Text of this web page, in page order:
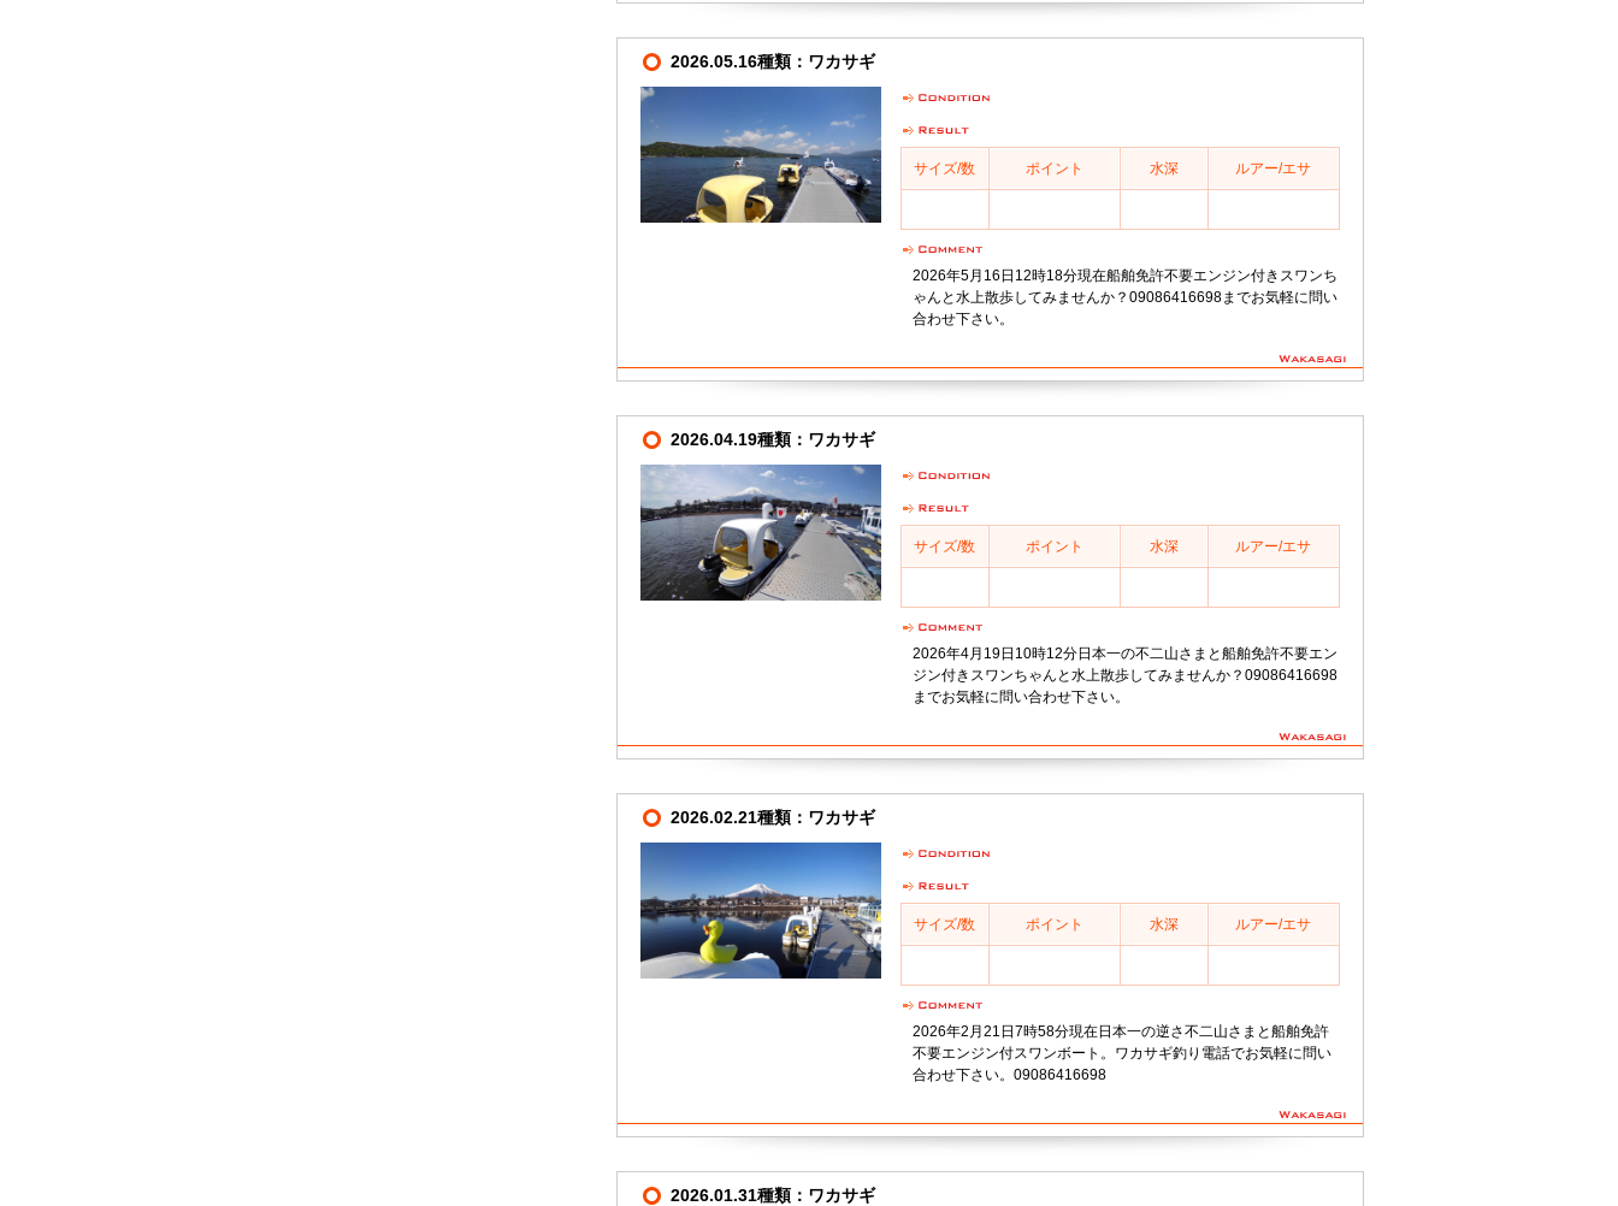
2026.05.16種類：ワカサギ
サイズ/数 ポイント 水深 ルアー/エサ
2026年5月16日12時18分現在船舶免許不要エンジン付きスワンち
ゃんと水上散歩してみませんか？09086416698までお気軽に問い
合わせ下さい。
2026.04.19種類：ワカサギ
サイズ/数 ポイント 水深 ルアー/エサ
2026年4月19日10時12分日本一の不二山さまと船舶免許不要エン
ジン付きスワンちゃんと水上散歩してみませんか？09086416698
までお気軽に問い合わせ下さい。
2026.02.21種類：ワカサギ
サイズ/数 ポイント 水深 ルアー/エサ
2026年2月21日7時58分現在日本一の逆さ不二山さまと船舶免許
不要エンジン付スワンボート。ワカサギ釣り電話でお気軽に問い
合わせ下さい。09086416698
2026.01.31種類：ワカサギ